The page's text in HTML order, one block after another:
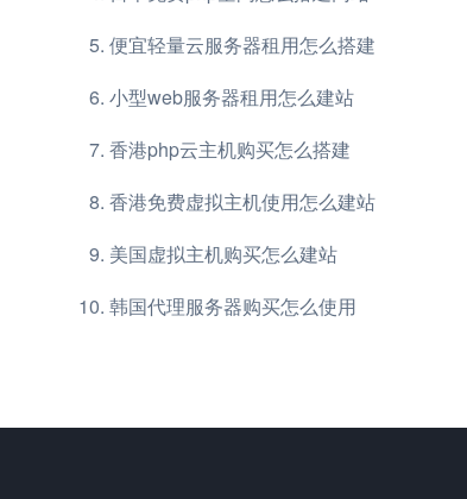
便宜轻量云服务器租用怎么搭建
小型web服务器租用怎么建站
香港php云主机购买怎么搭建
香港免费虚拟主机使用怎么建站
美国虚拟主机购买怎么建站
韩国代理服务器购买怎么使用